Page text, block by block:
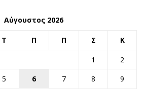
Αύγουστος 2026
Τ Π Π Σ Κ
1
2
5 6 7 8
9